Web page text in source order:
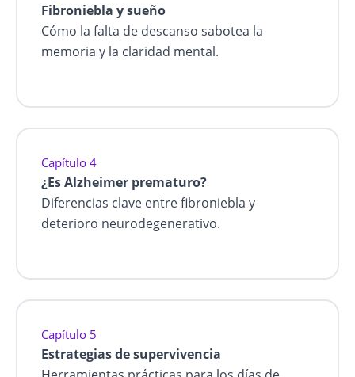
Fibroniebla y sueño
Cómo la falta de descanso sabotea la
memoria y la claridad mental.
Capítulo 4
¿Es Alzheimer prematuro?
Diferencias clave entre fibroniebla y
deterioro neurodegenerativo.
Capítulo 5
Estrategias de supervivencia